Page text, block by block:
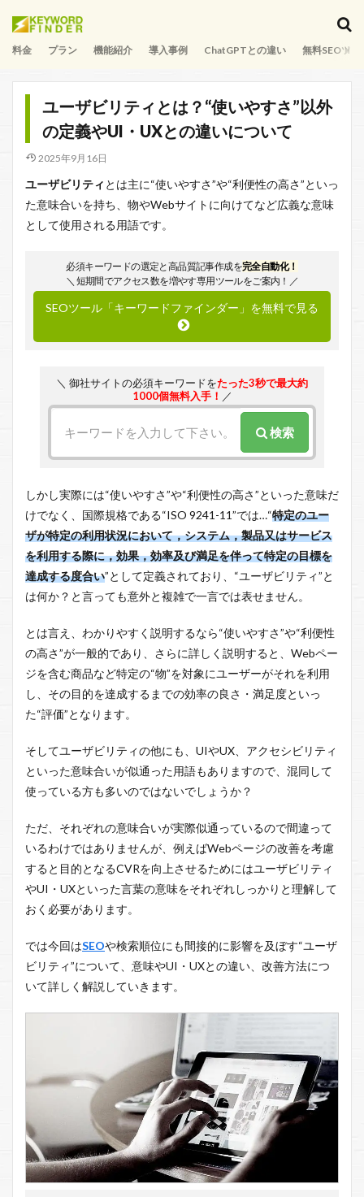
料金 プラン 機能紹介 導入事例 ChatGPTとの違い 無料SEOツー
ユーザビリティとは？“使いやすさ”以外
の定義やUI・UXとの違いについて
2025年9月16日
ユーザビリティ とは主に“使いやすさ”や“利便性の高さ”といっ
た意味合いを持ち、物やWebサイトに向けてなど広義な意味
として使用される用語です。
必須キーワードの選定と高品質記事作成を完全自動化！
＼ 短期間でアクセス数を増やす専用ツールをご案内！／
SEOツール「キーワードファインダー」を無料で見る
＼ 御社サイトの必須キーワードをたった3秒で最大約
1000個無料入手！ ／
検索
しかし実際には“使いやすさ”や“利便性の高さ”といった意味だ
けでなく、国際規格である“ISO 9241-11”では…“特定のユー
ザが特定の利用状況において，システム，製品又はサービス
を利用する際に，効果，効率及び満足を伴って特定の目標を
達成する度合い”として定義されており、“ユーザビリティ”と
は何か？と言っても意外と複雑で一言では表せません。
とは言え、わかりやすく説明するなら“使いやすさ”や“利便性
の高さ”が一般的であり、さらに詳しく説明すると、Webペー
ジを含む商品など特定の“物”を対象にユーザーがそれを利用
し、その目的を達成するまでの効率の良さ・満足度といっ
た“評価”となります。
そしてユーザビリティの他にも、UIやUX、アクセシビリティ
といった意味合いが似通った用語もありますので、混同して
使っている方も多いのではないでしょうか？
ただ、それぞれの意味合いが実際似通っているので間違って
いるわけではありませんが、例えばWebページの改善を考慮
すると目的となるCVRを向上させるためにはユーザビリティ
やUI・UXといった言葉の意味をそれぞれしっかりと理解して
おく必要があります。
では今回はSEOや検索順位にも間接的に影響を及ぼす“ユーザ
ビリティ”について、意味やUI・UXとの違い、改善方法につ
いて詳しく解説していきます。